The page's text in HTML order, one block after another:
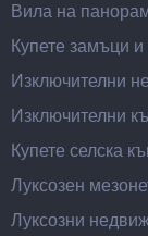
Вила на
Купете замъци и
Изключителни
Изключителни
Купете селска
Луксозен
Луксозни